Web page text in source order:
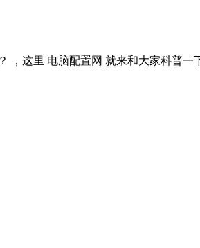
，这里 电脑配置网 就来和大家科普一